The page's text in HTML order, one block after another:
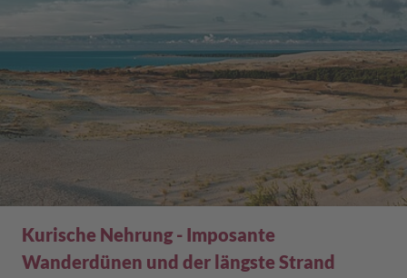
Kurische Nehrung - Imposante
Wanderdünen und der längste Strand